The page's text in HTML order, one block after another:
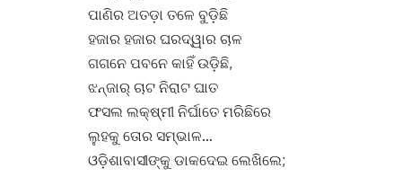
ପାଣିର ଅତଡ଼ା ତଳେ ବୁଡ଼ିଛି
ହଜାର ହଜାର ଘରଦ୍ୱାର ଚାଳ
ଗଗନେ ପବନେ କାହିଁ ଉଡ଼ିଛି,
ଝନ୍ଜାର୍ ଚାଟ ନିରାଟ ଘାତ
ଫସଲ ଲକ୍ଷ୍ମୀ ନିର୍ଘାତେ ମରିଛିରେ
ଲୁହକୁ ତୋର ସମ୍ଭାଳ…
ଓଡ଼ିଶାବାସୀଙ୍କୁ ଡାକଦେଇ ଲେଖିଲେ;